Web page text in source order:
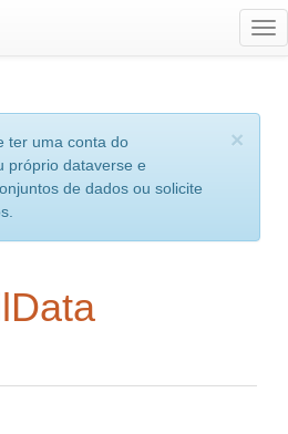
×
ter uma conta do
próprio dataverse e
de dados ou solicite